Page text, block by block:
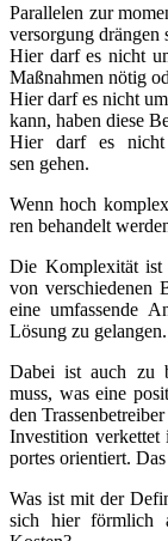
Par­al­le­len zur
ver­sor­gung drän­gen
Hier darf es nicht
Maß­nah­men nötig
Hier darf es nicht
kann, haben die­se
Hier darf es nicht
sen gehen.
Wenn hoch
ren behan­delt
Die Kom­ple­xi­tät ist
von ver­schie­de­nen
eine umfas­sen­de
Lösung zu gelangen.
Dabei ist auch zu
muss, was eine
den
Inves­ti­ti­on
por­tes ori­en­tiert.
Was ist mit der
sich hier förm­lich